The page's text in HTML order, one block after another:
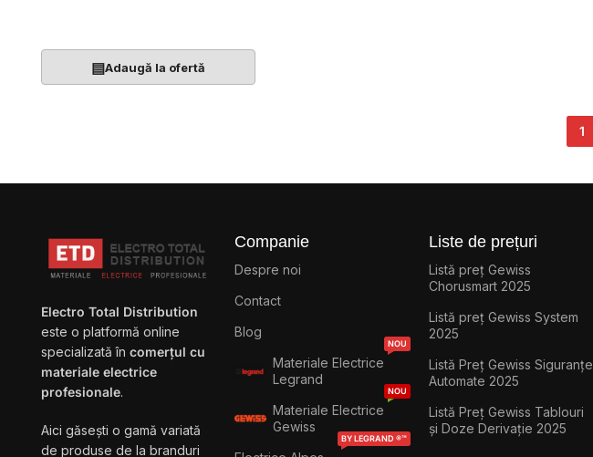
▤Adaugă la ofertă
1
Electro Total Distribution
este o platformă online
specializată în comerțul cu
materiale electrice
profesionale.
Aici găsești o gamă variată
de produse de la branduri
Companie
Despre noi
Contact
Blog
Materiale Electrice
Legrand
NOU
Materiale Electrice
Gewiss
NOU
BY LEGRAND ®™
Liste de prețuri
Listă preț Gewiss
Chorusmart 2025
Listă preț Gewiss System
2025
Listă Preț Gewiss Siguranțe
Automate 2025
Listă Preț Gewiss Tablouri
și Doze Derivație 2025